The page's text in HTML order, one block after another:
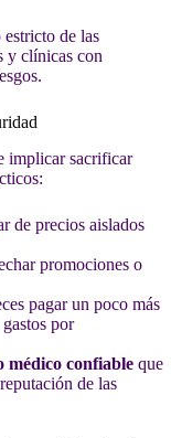
de las
y clínicas con
implicar sacrificar
de precios aislados
promociones o
pagar un poco más
por
médico confiable que
de las